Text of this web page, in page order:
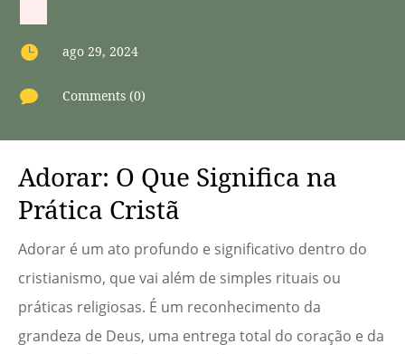
 ago 29, 2024
 Comments (0)
Adorar: O Que Significa na
Prática Cristã
Adorar é um ato profundo e significativo dentro do
cristianismo, que vai além de simples rituais ou
práticas religiosas. É um reconhecimento da
grandeza de Deus, uma entrega total do coração e da